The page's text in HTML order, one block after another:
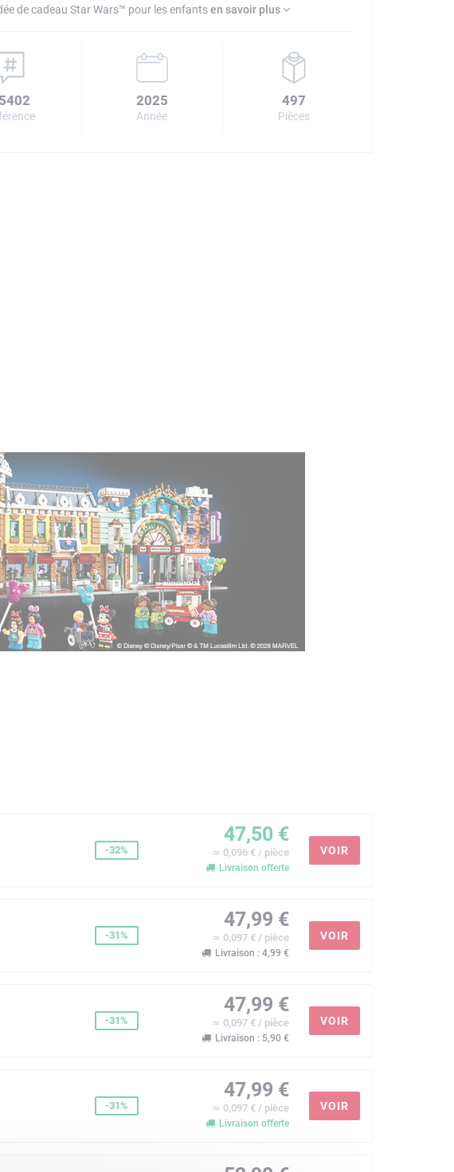
de cadeau Star Wars™ pour les enfantsen savoir plus
2025
Année
497
Pièces
-32%
47,50 €
≃ 0,096 € / pièce
Livraison offerte
VOIR
-31%
47,99 €
≃ 0,097 € / pièce
Livraison : 4,99 €
VOIR
-31%
47,99 €
≃ 0,097 € / pièce
Livraison : 5,90 €
VOIR
-31%
47,99 €
≃ 0,097 € / pièce
Livraison offerte
VOIR